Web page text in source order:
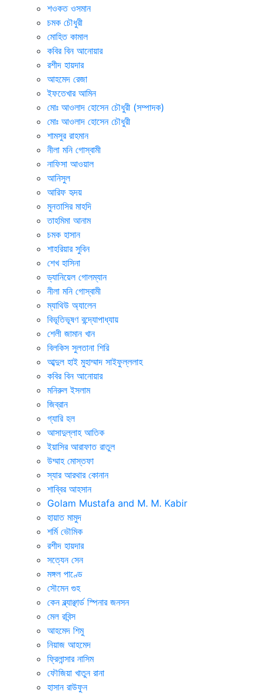
শওকত ওসমান
চমক চৌধুরী
মোহিত কামাল
কবির বিন আনোয়ার
রশীদ হায়দার
আহমেদ রেজা
ইফতেখার আমিন
মোঃ আওলাদ হোসেন চৌধুরী (সম্পাদক)
মোঃ আওলাদ হোসেন চৌধুরী
শামসুর রাহমান
নীলা মনি গোস্বামী
নাফিসা আওয়াল
আনিসুল
আরিফ হৃদয়
মুনতাসির মাহদি
তাহমিমা আনাম
চমক হাসান
শাহরিয়ার সুবিন
শেখ হাসিনা
ড্যানিয়েল গোলম্যান
নীলা মনি গোস্বামী
ম্যাথিউ অ্যালেন
বিভূতিভূষণ বন্দ্যোপাধ্যায়
শেলী জামান খান
বিলকিস সুলতানা শিরি
আব্দুল হাই মুহাম্মাদ সাইফুল্ললাহ
কবির বিন আনোয়ার
মনিরুল ইসলাম
জিব্রান
গ্যারি হল
আসাদুল্লাহ আতিক
ইয়াসির আরাফাত রাতুল
উম্মাহ মোস্তফা
স্যার আরথার কোনান
শাব্বির আহসান
Golam Mustafa and M. M. Kabir
হায়াত মামুদ
শর্মি ভৌমিক
রশীদ হায়দার
সত্যেন সেন
মঙ্গল পাণ্ডে
সৌমেন গুহ
কেন ব্ল্যাঞ্ছার্ড স্পিনার জনসন
মেল রবিন্স
আহমেদ শিমু
নিয়াজ আহমেদ
ফ্রিলান্সার নাসিম
ফৌজিয়া খাতুন রানা
হাসান রাউফুন